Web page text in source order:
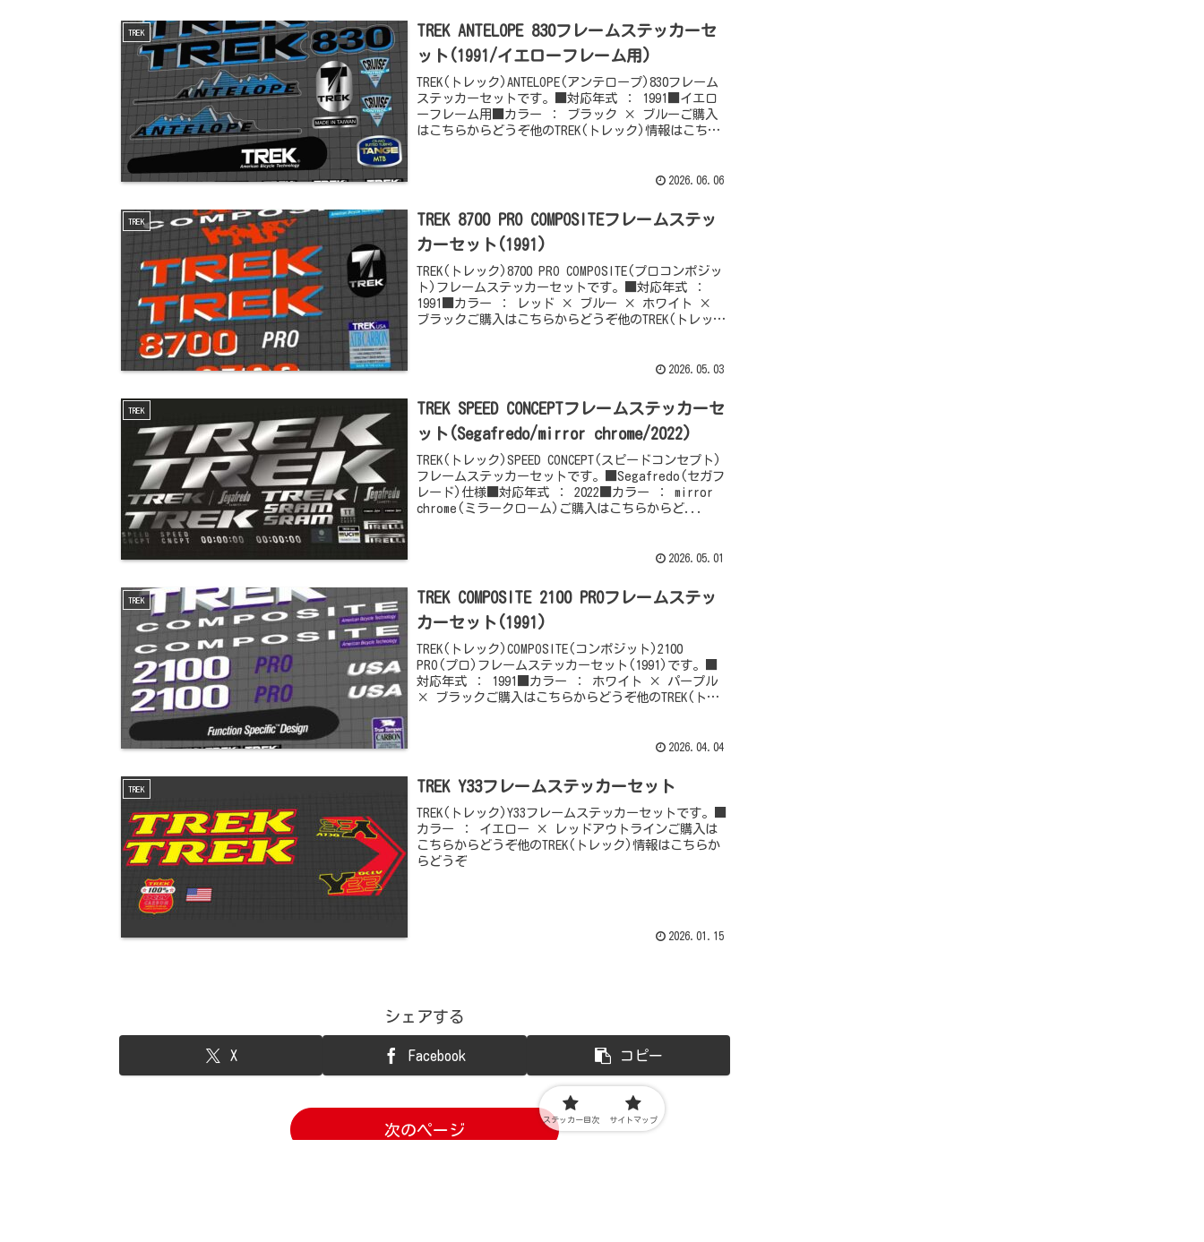
TREK
TREK ANTELOPE 830フレームステッカーセ
ット(1991/イエローフレーム用)
TREK(トレック)ANTELOPE(アンテロープ)830フレーム
ステッカーセットです。■対応年式 ： 1991■イエロ
ーフレーム用■カラー ： ブラック × ブルーご購入
はこちらからどうぞ他のTREK(トレック)情報はこちら
2026.06.06
TREK
TREK 8700 PRO COMPOSITEフレームステッ
カーセット(1991)
TREK(トレック)8700 PRO COMPOSITE(プロコンポジッ
ト)フレームステッカーセットです。■対応年式 ：
1991■カラー ： レッド × ブルー × ホワイト ×
ブラックご購入はこちらからどうぞ他のTREK(トレッ
2026.05.03
TREK
TREK SPEED CONCEPTフレームステッカーセ
ット(Segafredo/mirror chrome/2022)
TREK(トレック)SPEED CONCEPT(スピードコンセプト)
フレームステッカーセットです。■Segafredo(セガフ
レード)仕様■対応年式 ： 2022■カラー ： mirror
chrome(ミラークローム)ご購入はこちらからど...
2026.05.01
TREK
TREK COMPOSITE 2100 PROフレームステッ
カーセット(1991)
TREK(トレック)COMPOSITE(コンポジット)2100
PRO(プロ)フレームステッカーセット(1991)です。■
対応年式 ： 1991■カラー ： ホワイト × パープル
× ブラックご購入はこちらからどうぞ他のTREK(トレ
2026.04.04
TREK TREK Y33フレームステッカーセット
TREK(トレック)Y33フレームステッカーセットです。■
カラー ： イエロー × レッドアウトラインご購入は
こちらからどうぞ他のTREK(トレック)情報はこちらか
らどうぞ
2026.01.15
シェアする
X Facebook コピー
次のページ
ステッカー目次 サイトマップ